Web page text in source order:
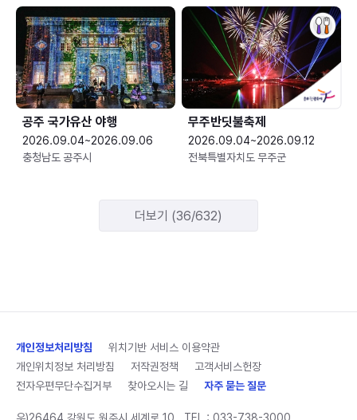
공주 국가유산 야행
2026.09.04~2026.09.06
충청남도 공주시
무주반딧불축제
2026.09.04~2026.09.12
전북특별자치도 무주군
더보기 (36/632)
개인정보처리방침
위치기반 서비스 이용약관
개인위치정보 처리방침
저작권정책
고객서비스헌장
전자우편무단수집거부
찾아오시는 길 자주 묻는 질문